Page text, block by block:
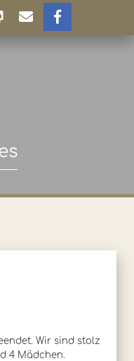
Wir sind stolz
4 Mädchen.